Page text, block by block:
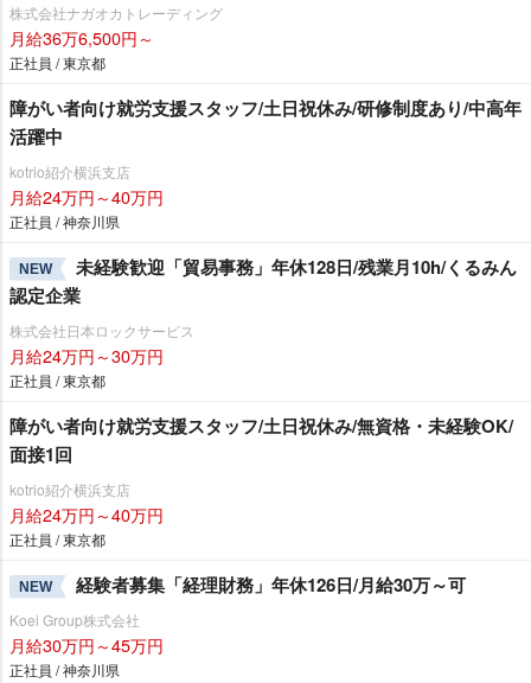
株式会社ナガオカトレーディング
月給36万6,500円～
正社員 / 東京都
障がい者向け就労支援スタッフ/土日祝休み/研修制度あり/中高年
活躍中
kotrio紹介横浜支店
月給24万円～40万円
正社員 / 神奈川県
NEW
未経験歓迎「貿易事務」年休128日/残業月10h/くるみん
認定企業
株式会社日本ロックサービス
月給24万円～30万円
正社員 / 東京都
障がい者向け就労支援スタッフ/土日祝休み/無資格・未経験OK/
面接1回
kotrio紹介横浜支店
月給24万円～40万円
正社員 / 東京都
NEW 経験者募集「経理財務」年休126日/月給30万～可
Koei Group株式会社
月給30万円～45万円
正社員 / 神奈川県